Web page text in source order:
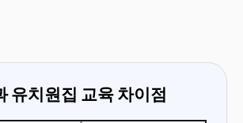
유치원집 교육 차이점